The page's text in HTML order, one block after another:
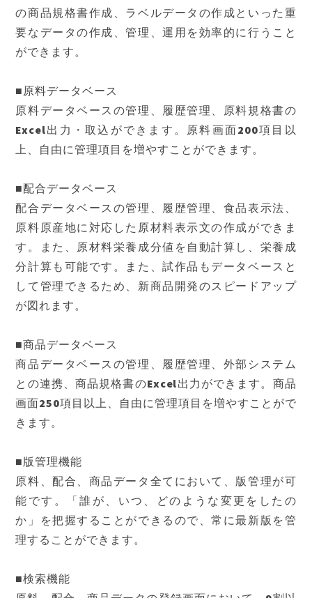
の商品規格書作成、ラベルデータの作成といった重
要なデータの作成、管理、運用を効率的に行うこと
ができます。
■原料データベース
原料データベースの管理、履歴管理、原料規格書の
Excel出力・取込ができます。原料画面200項目以
上、自由に管理項目を増やすことができます。
■配合データベース
配合データベースの管理、履歴管理、食品表示法、
原料原産地に対応した原材料表示文の作成ができま
す。また、原材料栄養成分値を自動計算し、栄養成
分計算も可能です。また、試作品もデータベースと
して管理できるため、新商品開発のスピードアップ
が図れます。
■商品データベース
商品データベースの管理、履歴管理、外部システム
との連携、商品規格書のExcel出力ができます。商品
画面250項目以上、自由に管理項目を増やすことがで
きます。
■版管理機能
原料、配合、商品データ全てにおいて、版管理が可
能です。「誰が、いつ、どのような変更をしたの
か」を把握することができるので、常に最新版を管
理することができます。
■検索機能